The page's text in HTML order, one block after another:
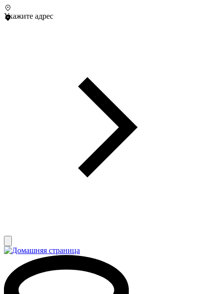
Укажите адрес